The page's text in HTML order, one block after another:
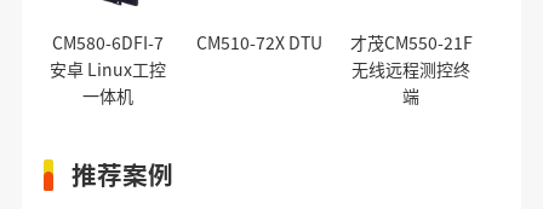
CM580-6DFI-7
安卓 Linux工控
一体机
CM510-72X DTU
才茂CM550-21F
无线远程测控终
端
推荐案例